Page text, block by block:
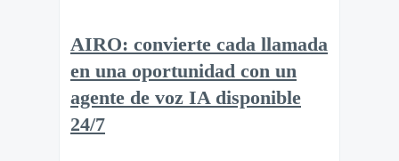
AIRO: convierte cada llamada
en una oportunidad con un
agente de voz IA disponible
24/7